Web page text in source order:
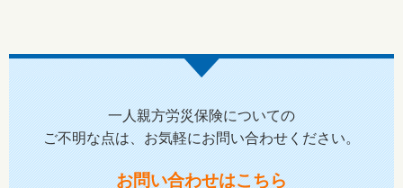
一人親方労災保険についての
ご不明な点は、お気軽にお問い合わせください。
お問い合わせはこちら